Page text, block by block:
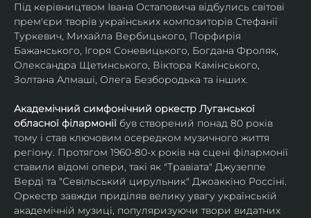
Під керівництвом Івана Остаповича відбулись світові
прем'єри творів українських композиторів Стефанії
Туркевич, Михайла Вербицького, Порфирія
Бажанського, Ігоря Соневицького, Богдана Фроляк,
Олександра Щетинського, Віктора Камінського,
Золтана Алмаші, Олега Безбородька та інших.
Академічний симфонічний оркестр Луганської
обласної філармонії був створений понад 80 років
тому і став ключовим осередком музичного життя
регіону. Протягом 1960-80-х років на сцені філармонії
ставили відомі опери, такі як "Травіата" Джузеппе
Верді та "Севільський цирульник" Джоаккіно Россіні.
Оркестр завжди приділяв велику увагу українській
академічній музиці, популяризуючи твори видатних